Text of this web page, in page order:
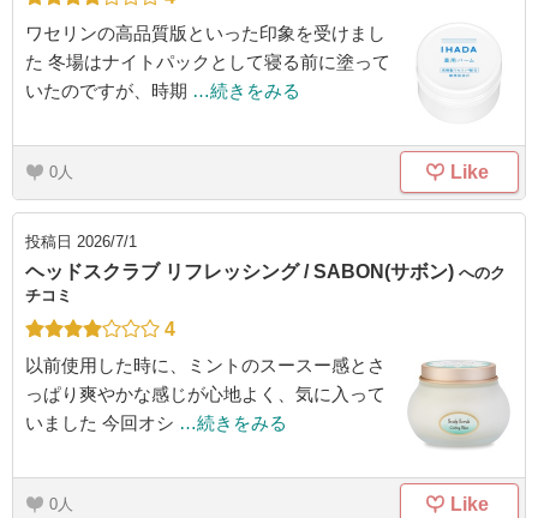
ワセリンの高品質版といった印象を受けまし
た 冬場はナイトパックとして寝る前に塗って
いたのですが、時期 …続きをみる
0 Like
投稿日 2026/7/1
ヘッドスクラブ リフレッシング / SABON(サボン) へのク
チコミ
4
以前使用した時に、ミントのスースー感とさ
っぱり爽やかな感じが心地よく、気に入って
いました 今回オシ …続きをみる
0 Like